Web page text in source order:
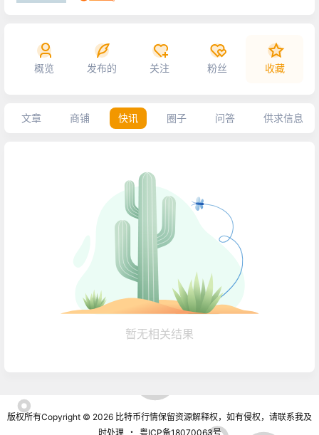
概览 发布的 关注 粉丝 收藏
文章 商铺 快讯 圈子 问答 供求信息
暂无相关结果
版权所有Copyright © 2026 比特币行情保留资源解释权，如有侵权，请联系我及
时处理
・ 粤ICP备18070063号